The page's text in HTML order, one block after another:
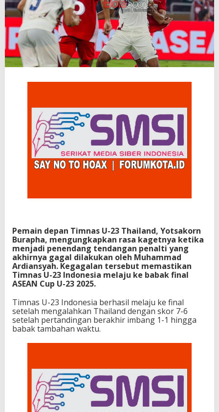
Pemain depan Timnas U-23 Thailand, Yotsakorn
Burapha, mengungkapkan rasa kagetnya ketika
menjadi penendang tendangan penalti yang
akhirnya gagal dilakukan oleh Muhammad
Ardiansyah. Kegagalan tersebut memastikan
Timnas U-23 Indonesia melaju ke babak final
ASEAN Cup U-23 2025.
Timnas U-23 Indonesia berhasil melaju ke final
setelah mengalahkan Thailand dengan skor 7-6
setelah pertandingan berakhir imbang 1-1 hingga
babak tambahan waktu.